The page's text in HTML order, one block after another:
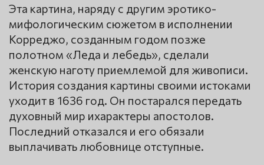
Эта картина, наряду с другим эротико-
мифологическим сюжетом в исполнении
Корреджо, созданным годом позже
полотном «Леда и лебедь», сделали
женскую наготу приемлемой для живописи.
История создания картины своими истоками
уходит в 1636 год. Он постарался передать
духовный мир ихарактеры апостолов.
Последний отказался и его обязали
выплачивать любовнице отступные.